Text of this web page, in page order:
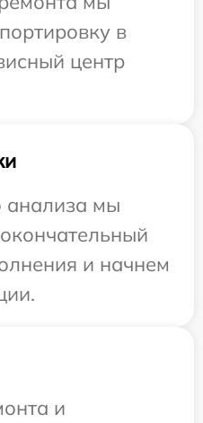
в
центр
анализа мы
и начнем
и